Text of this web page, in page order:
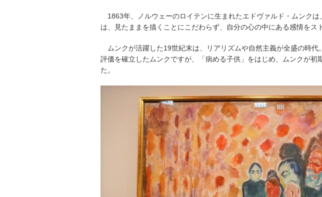
1863年、ノルウェーのロイテンに生まれたエドヴァルド・ムンク
は、見たままを描くことにこだわらず、自分の心の中にある感情をス
ムンクが活躍した19世紀末は、リアリズムや自然主義が全盛の時
評価を確立したムンクですが、「病める子供」をはじめ、ムンクが初
た。